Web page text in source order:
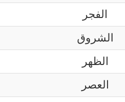
الفجر
الشروق
الظهر
العصر